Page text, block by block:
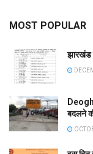
MOST POPULAR
झारखंड
बदलने